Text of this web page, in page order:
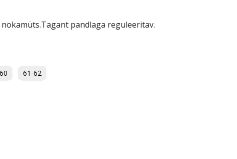
pandlaga reguleeritav.
61-62